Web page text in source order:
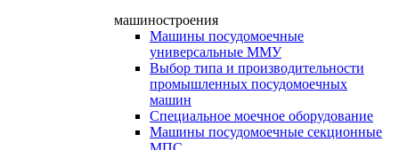
машиностроения
Машины посудомоечные
универсальные ММУ
Выбор типа и производительности
промышленных посудомоечных
машин
Специальное моечное оборудование
Машины посудомоечные секционные